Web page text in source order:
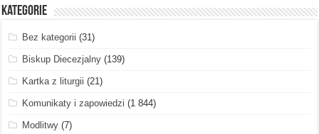
Kategorie
Bez kategorii (31)
Biskup Diecezjalny (139)
Kartka z liturgii (21)
Komunikaty i zapowiedzi (1 844)
Modlitwy (7)